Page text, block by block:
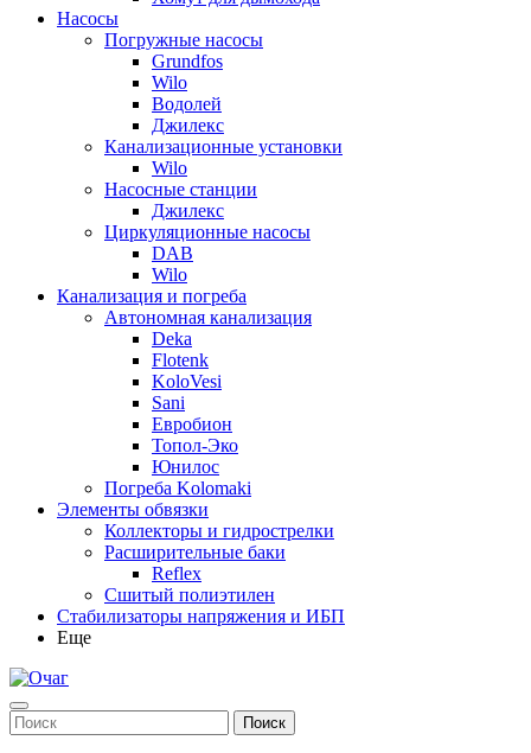
Насосы
Погружные насосы
Grundfos
Wilo
Водолей
Джилекс
Канализационные установки
Wilo
Насосные станции
Джилекс
Циркуляционные насосы
DAB
Wilo
Канализация и погреба
Автономная канализация
Deka
Flotenk
KoloVesi
Sani
Евробион
Топол-Эко
Юнилос
Погреба Kolomaki
Элементы обвязки
Коллекторы и гидрострелки
Расширительные баки
Reflex
Сшитый полиэтилен
Стабилизаторы напряжения и ИБП
Еще